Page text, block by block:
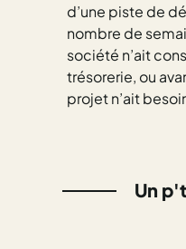
d’une piste de
nombre de
société n’ait
trésorerie, ou
projet n’ait
Un